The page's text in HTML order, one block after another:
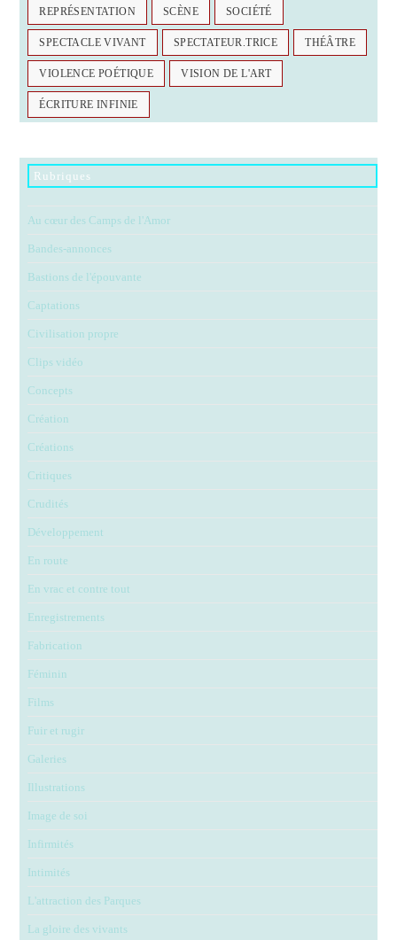
REPRÉSENTATION SCÈNE SOCIÉTÉ
SPECTACLE VIVANT SPECTATEUR.TRICE THÉÂTRE
VIOLENCE POÉTIQUE VISION DE L'ART
ÉCRITURE INFINIE
Rubriques
Au cœur des Camps de l'Amor
Bandes-annonces
Bastions de l'épouvante
Captations
Civilisation propre
Clips vidéo
Concepts
Création
Créations
Critiques
Crudités
Développement
En route
En vrac et contre tout
Enregistrements
Fabrication
Féminin
Films
Fuir et rugir
Galeries
Illustrations
Image de soi
Infirmités
Intimités
L'attraction des Parques
La gloire des vivants